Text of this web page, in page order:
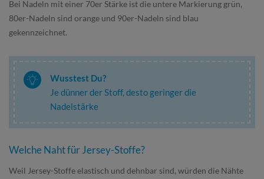
Bei Nadeln mit einer 70er Stärke ist die untere Markierung grün,
80er-Nadeln sind orange und 90er-Nadeln sind blau
gekennzeichnet.
Wusstest Du?
Je dünner der Stoff, desto geringer die
Nadelstärke
Welche Naht für Jersey-Stoffe?
Weil Jersey-Stoffe elastisch und dehnbar sind, würden die Nähte